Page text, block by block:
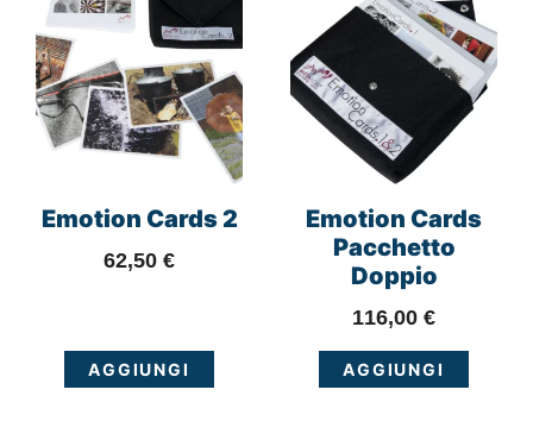
Emotion Cards 2
62,50 €
AGGIUNGI
Emotion Cards
Pacchetto
Doppio
116,00 €
AGGIUNGI